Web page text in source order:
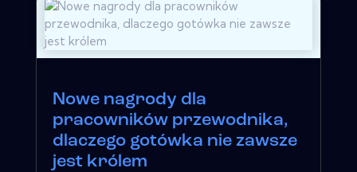
Nowe nagrody dla
pracowników przewodnika,
dlaczego gotówka nie zawsze
jest królem